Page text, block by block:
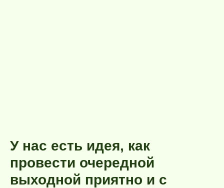
У нас есть идея, как
провести очередной
выходной приятно и с